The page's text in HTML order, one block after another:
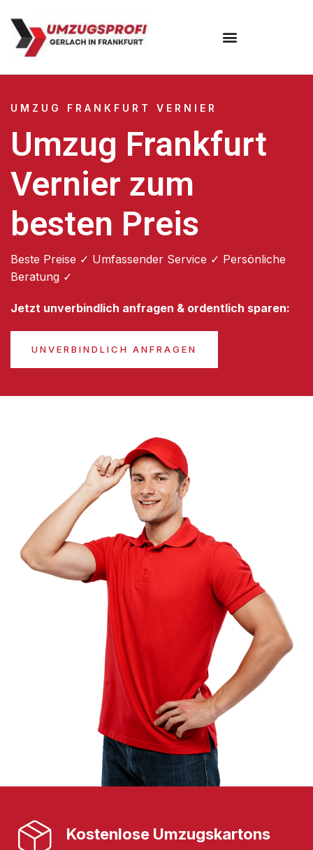
UMZUG FRANKFURT VERNIER
Umzug Frankfurt
Vernier zum
besten Preis
Beste Preise ✓ Umfassender Service ✓ Persönliche
Beratung ✓
Jetzt unverbindlich anfragen & ordentlich sparen:
UNVERBINDLICH ANFRAGEN
Kostenlose Umzugskartons